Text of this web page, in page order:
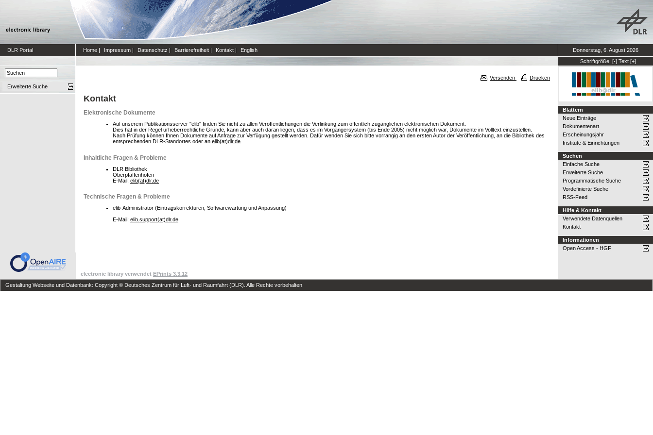
DLR Portal Home | Impressum | Datenschutz | Barrierefreiheit | Kontakt | English
Donnerstag, 6. August 2026
Schriftgröße: [-] Text [+]
Erweiterte Suche
Versenden Drucken
Kontakt
Elektronische Dokumente
Auf unserem Publikationsserver "elib" finden Sie nicht zu allen Veröffentlichungen die Verlinkung zum öffentlich zugänglichen elektronischen Dokument.
Dies hat in der Regel urheberrechtliche Gründe, kann aber auch daran liegen, dass es im Vorgängersystem (bis Ende 2005) nicht möglich war, Dokumente im Volltext einzustellen.
Nach Prüfung können Ihnen Dokumente auf Anfrage zur Verfügung gestellt werden. Dafür wenden Sie sich bitte vorrangig an den ersten Autor der Veröffentlichung, an die Bibliothek des
entsprechenden DLR-Standortes oder an elib(at)dlr.de
Inhaltliche Fragen & Probleme
DLR Bibliothek
Oberpfaffenhofen
E-Mail: elib(at)dlr.de
Technische Fragen & Probleme
elib-Administrator (Eintragskorrekturen, Softwarewartung und Anpassung)
E-Mail: elib.support(at)dlr.de
Blättern
Neue Einträge
Dokumentenart
Erscheinungsjahr
Institute & Einrichtungen
Suchen
Einfache Suche
Erweiterte Suche
Programmatische Suche
Vordefinierte Suche
RSS-Feed
Hilfe & Kontakt
Verwendete Datenquellen
Kontakt
Informationen
Open Access - HGF
electronic library verwendet EPrints 3.3.12
Gestaltung Webseite und Datenbank: Copyright © Deutsches Zentrum für Luft- und Raumfahrt (DLR). Alle Rechte vorbehalten.